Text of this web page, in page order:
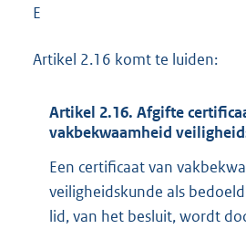
E
Artikel 2.16 komt te luiden:
Artikel 2.16. Afgifte
vakbekwaamheid
Een certificaat van
veiligheidskunde als
lid, van het besluit, wordt